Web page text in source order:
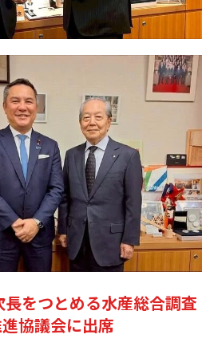
をつとめる水産総合調査
協議会に出席